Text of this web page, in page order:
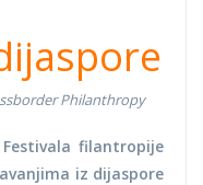
Philanthropy
filantropije
iz dijaspore